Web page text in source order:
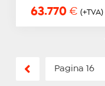
63.770 € (+TVA)